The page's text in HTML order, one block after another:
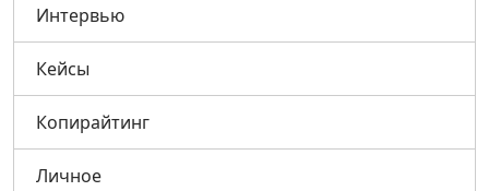
Интервью
Кейсы
Копирайтинг
Личное